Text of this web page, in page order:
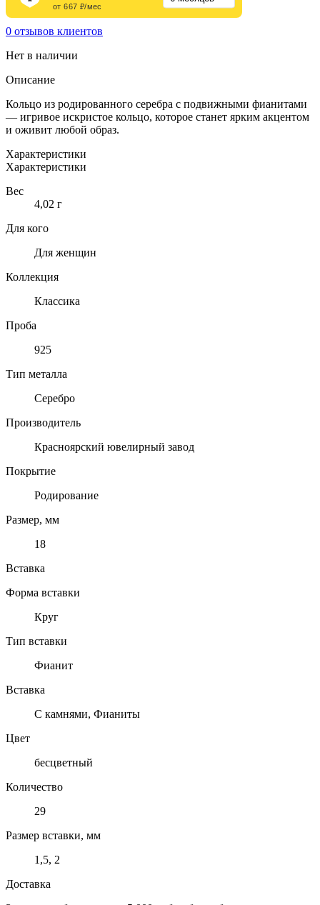
от 667 ₽/мес
0 отзывов клиентов
Нет в наличии
Описание
Кольцо из родированного серебра с подвижными фианитами
— игривое искристое кольцо, которое станет ярким акцентом
и оживит любой образ.
Характеристики
Характеристики
Вес
4,02 г
Для кого
Для женщин
Коллекция
Классика
Проба
925
Тип металла
Серебро
Производитель
Красноярский ювелирный завод
Покрытие
Родирование
Размер, мм
18
Вставка
Форма вставки
Круг
Тип вставки
Фианит
Вставка
С камнями, Фианиты
Цвет
бесцветный
Количество
29
Размер вставки, мм
1,5, 2
Доставка